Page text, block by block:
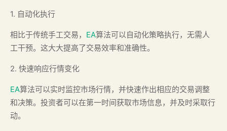
1. 自动化执行
相比于传统手工交易， EA算法可以自动化策略执行，无需人
工干预。这大大提高了交易效率和准确性。
2. 快速响应行情变化
EA算法可以实时监控市场行情，并快速作出相应的交易调整
和决策。投资者可以在第一时间获取市场信息，并及时采取行
动。